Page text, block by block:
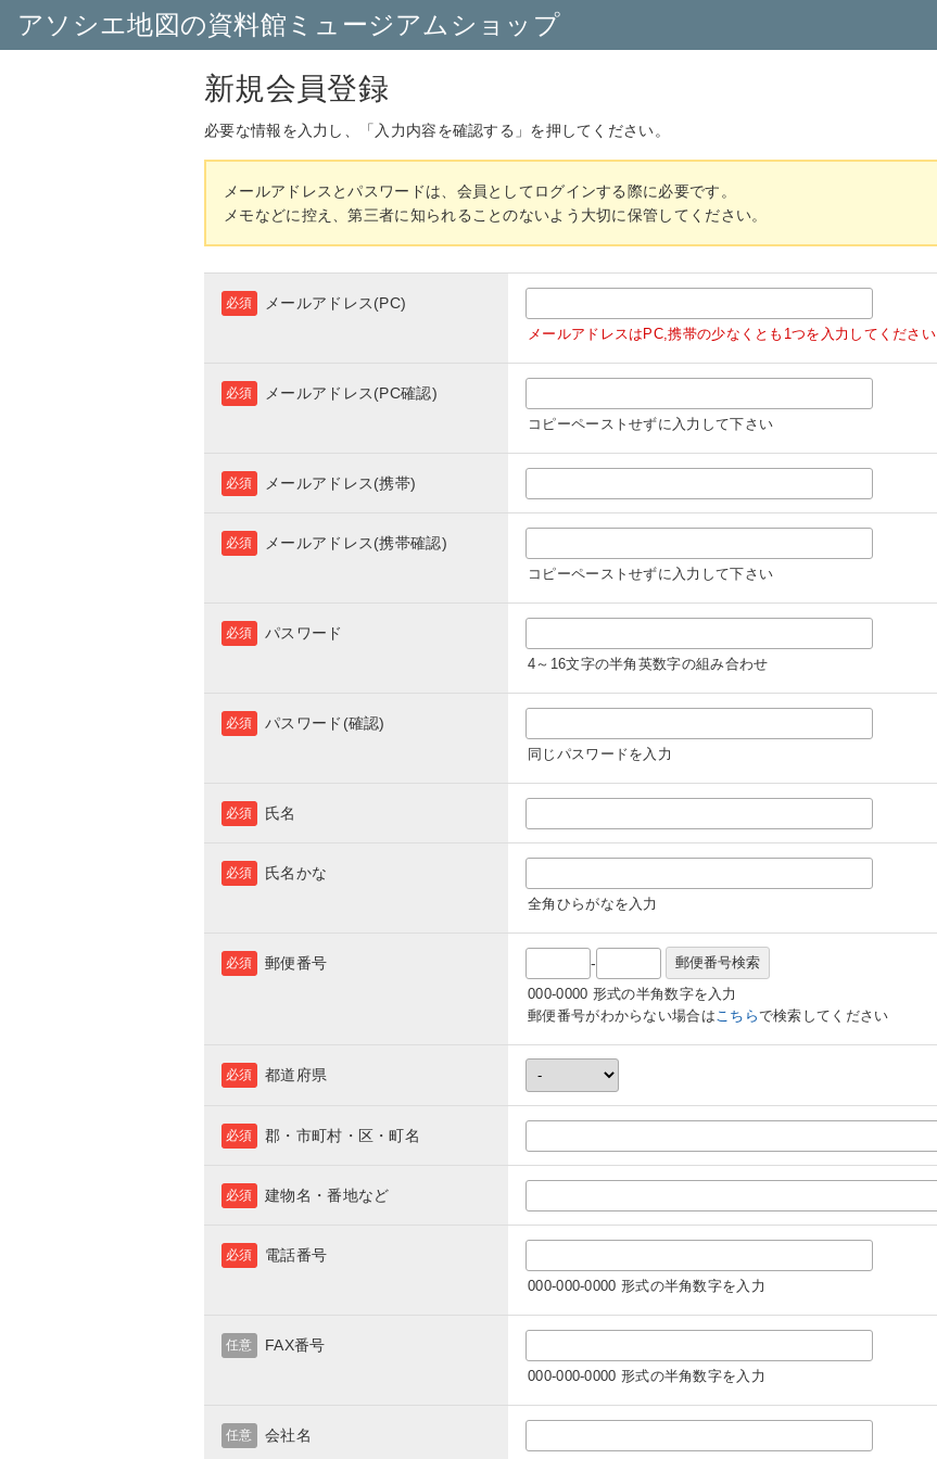
アソシエ地図の資料館ミュージアムショップ
新規会員登録
必要な情報を入力し、「入力内容を確認する」を押してください。
メールアドレスとパスワードは、会員としてログインする際に必要です。
メモなどに控え、第三者に知られることのないよう大切に保管してください。
メールアドレス(PC)
必須
メールアドレスはPC,携帯の少なくとも1つを入力してください
メールアドレス(PC確認)
必須
コピーペーストせずに入力して下さい
メールアドレス(携帯)
必須
メールアドレス(携帯確認)
必須
コピーペーストせずに入力して下さい
パスワード
必須
4～16文字の半角英数字の組み合わせ
パスワード(確認)
必須
同じパスワードを入力
氏名
必須
氏名かな
必須
全角ひらがなを入力
郵便番号
必須 -
000-0000 形式の半角数字を入力
郵便番号がわからない場合はこちらで検索してください
都道府県
必須
郡・市町村・区・町名
必須
建物名・番地など
必須
電話番号
必須
000-000-0000 形式の半角数字を入力
FAX番号
任意
000-000-0000 形式の半角数字を入力
会社名
任意